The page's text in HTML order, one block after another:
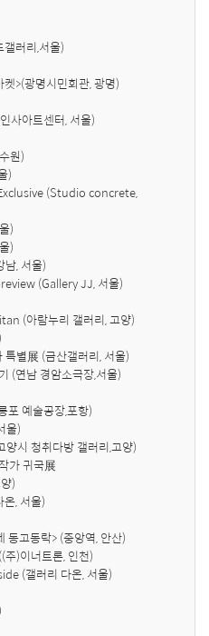
러리,서울)
>(광명시민회관, 광명)
사아트센터, 서울)
원)
)
(Studio concrete,
)
)
, 서울)
(Gallery JJ, 서울)
(아람누리 갤러리, 고양)
별展 (금산갤러리, 서울)
(연남 경암소극장,서울)
포 예술공장,포항)
울)
시 청취다방 갤러리,고양)
가 귀국展
)
, 서울)
동고동락> (중앙역, 안산)
)이너트론, 인천)